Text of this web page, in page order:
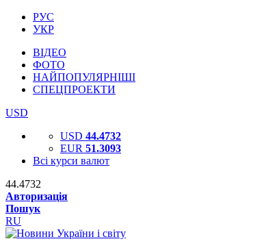
РУС
УКР
ВІДЕО
ФОТО
НАЙПОПУЛЯРНІШІ
СПЕЦПРОЕКТИ
USD
USD 44.4732
EUR 51.3093
Всі курси валют
44.4732
Авторизація
Пошук
RU